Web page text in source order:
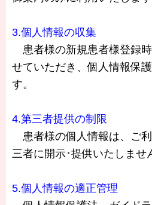
3.個人情報の収集
患者様の新規患者様登録
せていただき、個人情報保
す。
4.第三者提供の制限
患者様の個人情報は、ご
三者に開示･提供いたしませ
5.個人情報の適正管理